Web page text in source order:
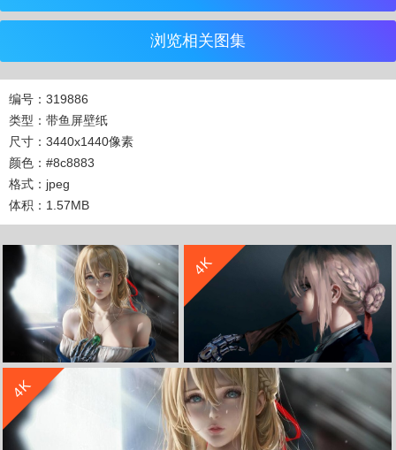
浏览相关图集
编号：319886
类型：带鱼屏壁纸
尺寸：3440x1440像素
颜色：#8c8883
格式：jpeg
体积：1.57MB
紫罗兰永恒花园 薇尔莉特 伊芙加登高清壁纸
立 即 下 载
收 藏
4K
立 即 下 载
收 藏
4K
立 即 下 载